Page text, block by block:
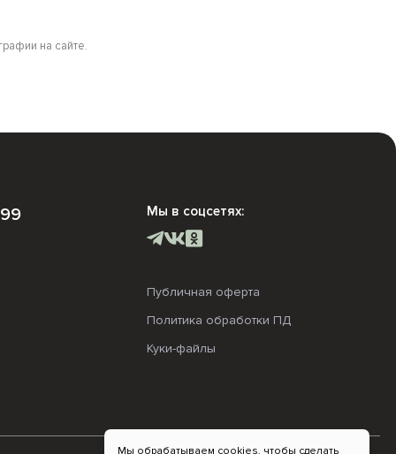
Мы обрабатываем cookies, чтобы сделать
на сайте.
Мы в соцсетях:
Публичная оферта
Политика обработки ПД
Куки-файлы